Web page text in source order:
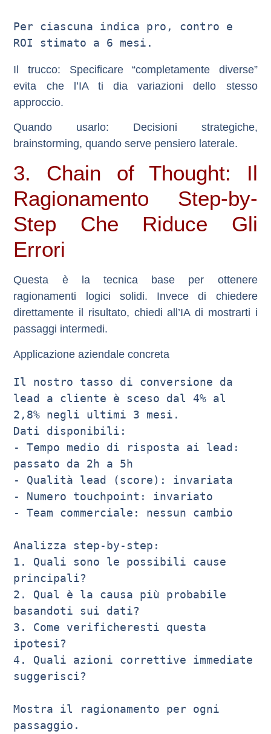
Per ciascuna indica pro, contro e
Il trucco: Specificare “completamente diverse”
evita che l’IA ti dia variazioni dello stesso
approccio.
Quando usarlo: Decisioni strategiche,
brainstorming, quando serve pensiero laterale.
3. Chain of Thought: Il
Ragionamento Step-by-
Step Che Riduce Gli
Errori
Questa è la tecnica base per ottenere
ragionamenti logici solidi. Invece di chiedere
direttamente il risultato, chiedi all’IA di mostrarti i
passaggi intermedi.
Applicazione aziendale concreta
Il nostro tasso di conversione da
lead a cliente è sceso dal 4% al
2,8% negli ultimi 3 mesi.
Dati disponibili:
- Tempo medio di risposta ai lead:
passato da 2h a 5h
- Qualità lead (score): invariata
- Numero touchpoint: invariato
- Team commerciale: nessun cambio
Analizza step-by-step:
1. Quali sono le possibili cause
principali?
2. Qual è la causa più probabile
basandoti sui dati?
3. Come verificheresti questa
ipotesi?
4. Quali azioni correttive immediate
suggerisci?
Mostra il ragionamento per ogni